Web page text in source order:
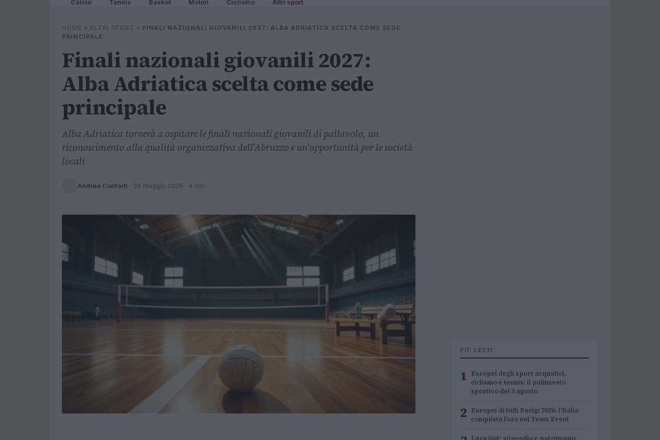
Calcio Tennis Basket Motori Ciclismo Altri sport
HOME » ALTRI SPORT » FINALI NAZIONALI GIOVANILI 2027: ALBA ADRIATICA SCELTA COME SEDE
PRINCIPALE
Finali nazionali giovanili 2027:
Alba Adriatica scelta come sede
principale
Alba Adriatica tornerà a ospitare le finali nazionali giovanili di pallavolo, un
riconoscimento alla qualità organizzativa dell'Abruzzo e un'opportunità per le società
locali
Andrea Conforti · 28 Maggio 2026 · 4 min
PIÙ LETTI
1 Europei degli sport acquatici,
ciclismo e tennis: il palinsesto
sportivo del 3 agosto
2 Europei di tuffi Parigi 2026: l’Italia
conquista l’oro nel Team Event
Lara Gut: stipendio e patrimonio